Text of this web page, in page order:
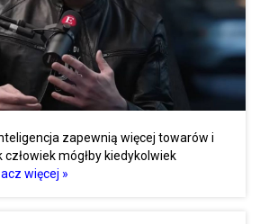
zapewnią więcej towarów i
człowiek mógłby kiedykolwiek
więcej »